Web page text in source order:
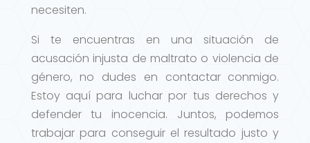
necesiten.
Si te encuentras en una situación de
acusación injusta de maltrato o violencia de
género, no dudes en contactar conmigo.
Estoy aquí para luchar por tus derechos y
defender tu inocencia. Juntos, podemos
trabajar para conseguir el resultado justo y